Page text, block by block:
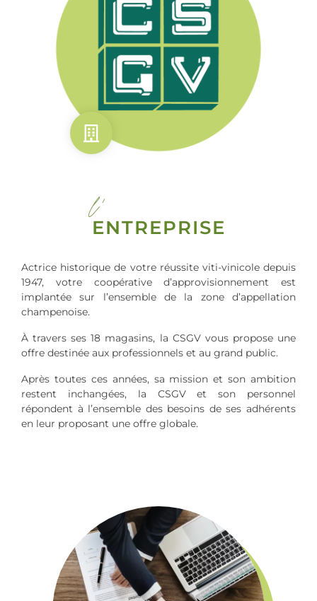
l'
ENTREPRISE
Actrice historique de votre réussite viti-vinicole depuis
1947, votre coopérative d’approvisionnement est
implantée sur l’ensemble de la zone d’appellation
champenoise.
À travers ses 18 magasins, la CSGV vous propose une
offre destinée aux professionnels et au grand public.
Après toutes ces années, sa mission et son ambition
restent inchangées, la CSGV et son personnel
répondent à l’ensemble des besoins de ses adhérents
en leur proposant une offre globale.